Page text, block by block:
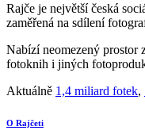
Rajče je největší česká
zaměřená na sdílení
Nabízí neomezený prostor
fotoknih i jiných
Aktuálně 1,4 miliard fotek,
O Rajčeti